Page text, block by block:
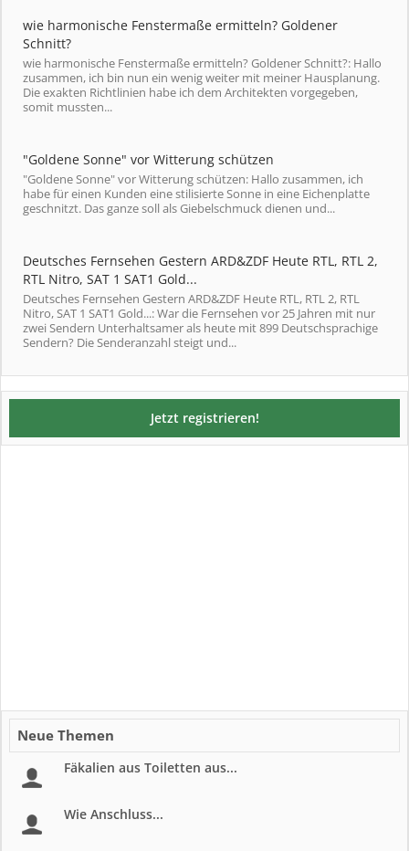
wie harmonische Fenstermaße ermitteln? Goldener
Schnitt?
wie harmonische Fenstermaße ermitteln? Goldener Schnitt?: Hallo
zusammen, ich bin nun ein wenig weiter mit meiner Hausplanung.
Die exakten Richtlinien habe ich dem Architekten vorgegeben,
somit mussten...
"Goldene Sonne" vor Witterung schützen
"Goldene Sonne" vor Witterung schützen: Hallo zusammen, ich
habe für einen Kunden eine stilisierte Sonne in eine Eichenplatte
geschnitzt. Das ganze soll als Giebelschmuck dienen und...
Deutsches Fernsehen Gestern ARD&ZDF Heute RTL, RTL 2,
RTL Nitro, SAT 1 SAT1 Gold...
Deutsches Fernsehen Gestern ARD&ZDF Heute RTL, RTL 2, RTL
Nitro, SAT 1 SAT1 Gold...: War die Fernsehen vor 25 Jahren mit nur
zwei Sendern Unterhaltsamer als heute mit 899 Deutschsprachige
Sendern? Die Senderanzahl steigt und...
Jetzt registrieren!
Neue Themen
Fäkalien aus Toiletten aus...
Wie Anschluss...